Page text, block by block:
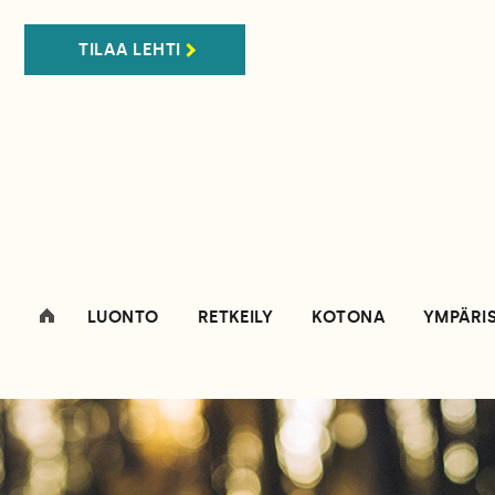
TILAA LEHTI
LUONTO RETKEILY KOTONA